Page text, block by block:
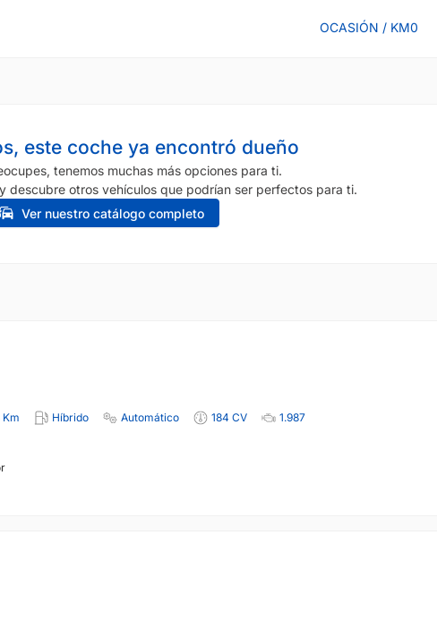
OCASIÓN / KM0
este coche ya encontró dueño
tenemos muchas más opciones para ti.
descubre otros vehículos que podrían ser perfectos para ti.
Ver nuestro catálogo completo
Km Híbrido Automático 184 CV
1.987